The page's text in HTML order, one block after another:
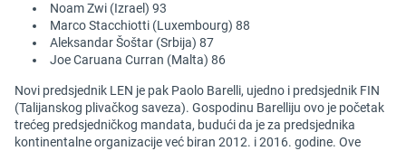
Noam Zwi (Izrael) 93
Marco Stacchiotti (Luxembourg) 88
Aleksandar Šoštar (Srbija) 87
Joe Caruana Curran (Malta) 86
Novi predsjednik LEN je pak Paolo Barelli, ujedno i predsjednik FIN
(Talijanskog plivačkog saveza). Gospodinu Barelliju ovo je početak
trećeg predsjedničkog mandata, budući da je za predsjednika
kontinentalne organizacije već biran 2012. i 2016. godine. Ove